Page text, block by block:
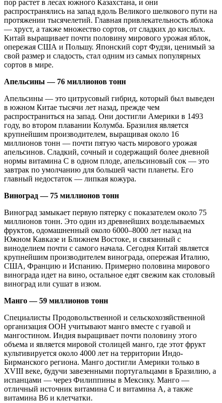
пор растет в лесах южного Казахстана, и они
распространялись на запад вдоль Великого шелкового пути на
протяжении тысячелетий. Главная привлекательность яблока
— хруст, а также множество сортов, от сладких до кислых.
Китай выращивает почти половину мирового урожая яблок,
опережая США и Польшу. Японский сорт Фудзи, ценимый за
свой размер и сладость, стал одним из самых популярных
сортов в мире.
Апельсины — 76 миллионов тонн
Апельсины — это цитрусовый гибрид, который был выведен
в южном Китае тысячи лет назад, прежде чем
распространиться на запад. Они достигли Америки в 1493
году, во втором плавании Колумба. Бразилия является
крупнейшим производителем, выращивая около 16
миллионов тонн — почти пятую часть мирового урожая
апельсинов. Сладкий, сочный и содержащий более дневной
нормы витамина C в одном плоде, апельсиновый сок — это
завтрак по умолчанию для большей части планеты. Его
главный недостаток — липкая кожура.
Виноград — 75 миллионов тонн
Виноград замыкает первую пятерку с показателем около 75
миллионов тонн. Это один из древнейших возделываемых
фруктов, одомашненный около 6000–8000 лет назад на
Южном Кавказе и Ближнем Востоке, и связанный с
виноделием почти с самого начала. Сегодня Китай является
крупнейшим производителем винограда, опережая Италию,
США, Францию и Испанию. Примерно половина мирового
винограда идет на вино, остальное едят свежим как столовый
виноград или сушат в изюм.
Манго — 59 миллионов тонн
Специалисты Продовольственной и сельскохозяйственной
организация ООН учитывают манго вместе с гуавой и
мангостином. Индия выращивает почти половину этого
объема и является мировой столицей манго, где этот фрукт
культивируется около 4000 лет на территории Индо-
Бирманского региона. Манго достигли Америки только в
XVIII веке, будучи завезенными португальцами в Бразилию, а
испанцами — через Филиппины в Мексику. Манго —
отличный источник витамина C и витамина A, а также
витамина B6 и клетчатки.